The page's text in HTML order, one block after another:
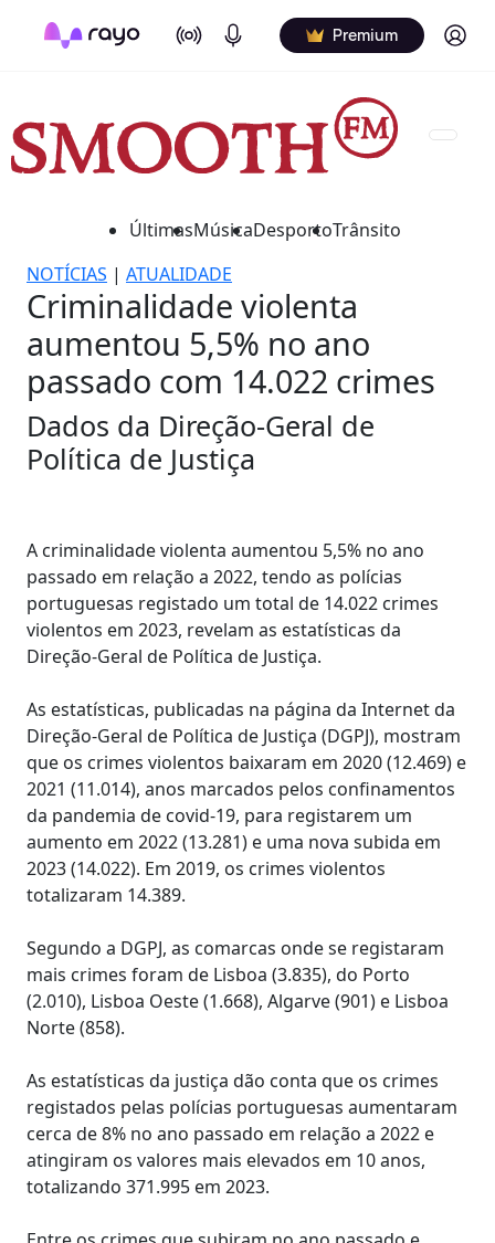
On Air Podcasts Premium Log in
ÚltimasMúsicaDesportoTrânsito
NOTÍCIAS | ATUALIDADE
Criminalidade violenta
aumentou 5,5% no ano
passado com 14.022 crimes
Dados da Direção-Geral de
Política de Justiça
A criminalidade violenta aumentou 5,5% no ano
passado em relação a 2022, tendo as polícias
portuguesas registado um total de 14.022 crimes
violentos em 2023, revelam as estatísticas da
Direção-Geral de Política de Justiça.
As estatísticas, publicadas na página da Internet da
Direção-Geral de Política de Justiça (DGPJ), mostram
que os crimes violentos baixaram em 2020 (12.469) e
2021 (11.014), anos marcados pelos confinamentos
da pandemia de covid-19, para registarem um
aumento em 2022 (13.281) e uma nova subida em
2023 (14.022). Em 2019, os crimes violentos
totalizaram 14.389.
Segundo a DGPJ, as comarcas onde se registaram
mais crimes foram de Lisboa (3.835), do Porto
(2.010), Lisboa Oeste (1.668), Algarve (901) e Lisboa
Norte (858).
As estatísticas da justiça dão conta que os crimes
registados pelas polícias portuguesas aumentaram
cerca de 8% no ano passado em relação a 2022 e
atingiram os valores mais elevados em 10 anos,
totalizando 371.995 em 2023.